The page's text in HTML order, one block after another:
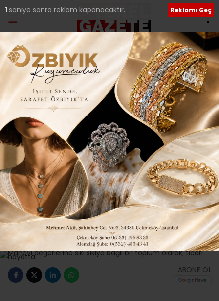
Ana Sayfa›Güncel
DUR DURAK BİLMEYEN
FIRSATÇI TÜCCAR
ZİHNİYETİ BÜYÜK VEBAL
ALTINDA…
Giriş: 26-02-2016 22:11
Güncelleme: 26-02-2016 22:45
260 Güncel Tüm Manşetler
ABONE OL